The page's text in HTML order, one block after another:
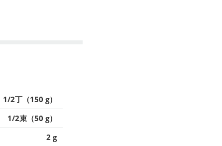
1/2丁（150 g）
1/2束（50 g）
2 g